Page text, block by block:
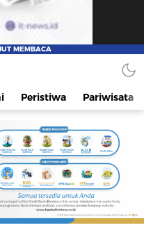
Terpercaya
Peristiwa Pariwisata